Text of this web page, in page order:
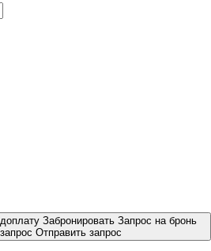
Забронировать Запрос на бронь
Отправить запрос